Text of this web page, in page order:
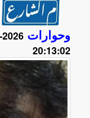
وحوارات
20:13:02